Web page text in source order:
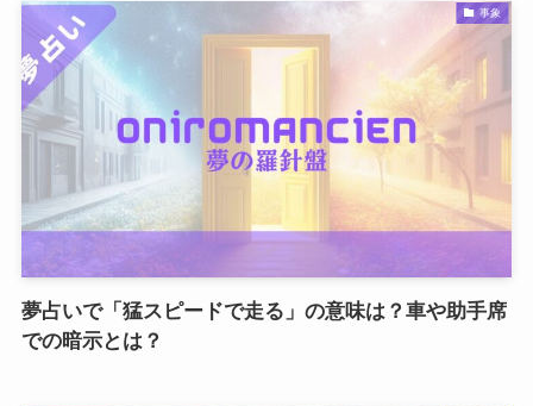
事象
夢占いで「猛スピードで走る」の意味は？車や助手席
での暗示とは？